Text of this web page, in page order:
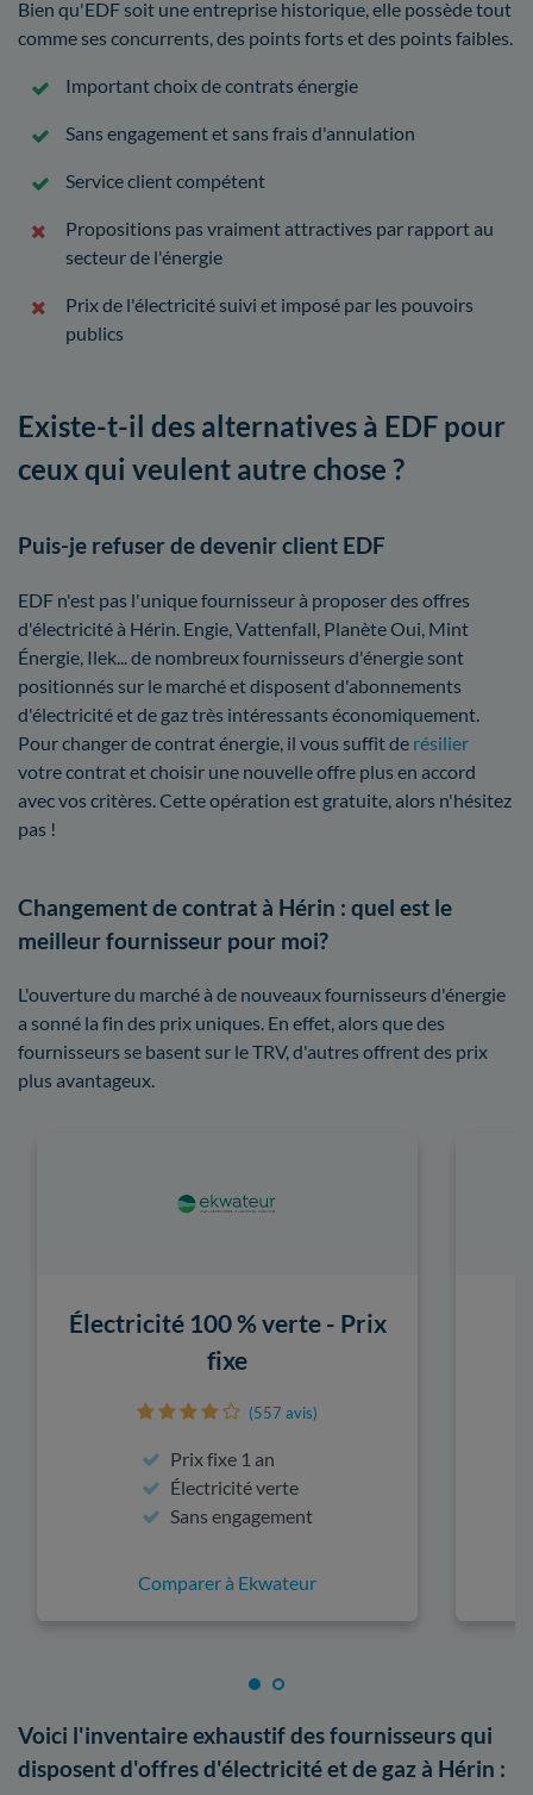
Bien qu'EDF soit une entreprise historique, elle possède tout
comme ses concurrents, des points forts et des points faibles.
Important choix de contrats énergie
Sans engagement et sans frais d'annulation
Service client compétent
Propositions pas vraiment attractives par rapport au
secteur de l'énergie
Prix de l'électricité suivi et imposé par les pouvoirs
publics
Existe-t-il des alternatives à EDF pour
ceux qui veulent autre chose ?
Puis-je refuser de devenir client EDF
EDF n'est pas l'unique fournisseur à proposer des offres
d'électricité à Hérin. Engie, Vattenfall, Planète Oui, Mint
Énergie, Ilek... de nombreux fournisseurs d'énergie sont
positionnés sur le marché et disposent d'abonnements
d'électricité et de gaz très intéressants économiquement.
Pour changer de contrat énergie, il vous suffit de résilier
votre contrat et choisir une nouvelle offre plus en accord
avec vos critères. Cette opération est gratuite, alors n'hésitez
pas !
Changement de contrat à Hérin : quel est le
meilleur fournisseur pour moi?
L'ouverture du marché à de nouveaux fournisseurs d'énergie
a sonné la fin des prix uniques. En effet, alors que des
fournisseurs se basent sur le TRV, d'autres offrent des prix
plus avantageux.
Électricité 100 % verte - Prix
fixe
(557 avis)
Prix fixe 1 an
Électricité verte
Sans engagement
Comparer à Ekwateur
Voici l'inventaire exhaustif des fournisseurs qui
disposent d'offres d'électricité et de gaz à Hérin :